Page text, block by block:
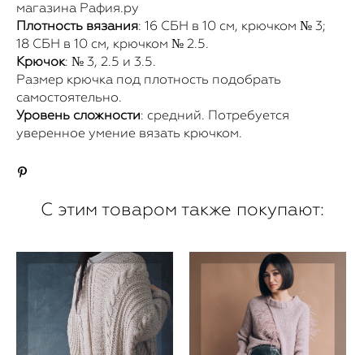
магазина Рафия.ру
Плотность вязания: 16 СБН в 10 см, крючком № 3;
18 СБН в 10 см, крючком № 2.5.
Крючок: № 3, 2.5 и 3.5.
Размер крючка под плотность подобрать
самостоятельно.
Уровень сложности: средний. Потребуется
уверенное умение вязать крючком.
С этим товаром также покупают: